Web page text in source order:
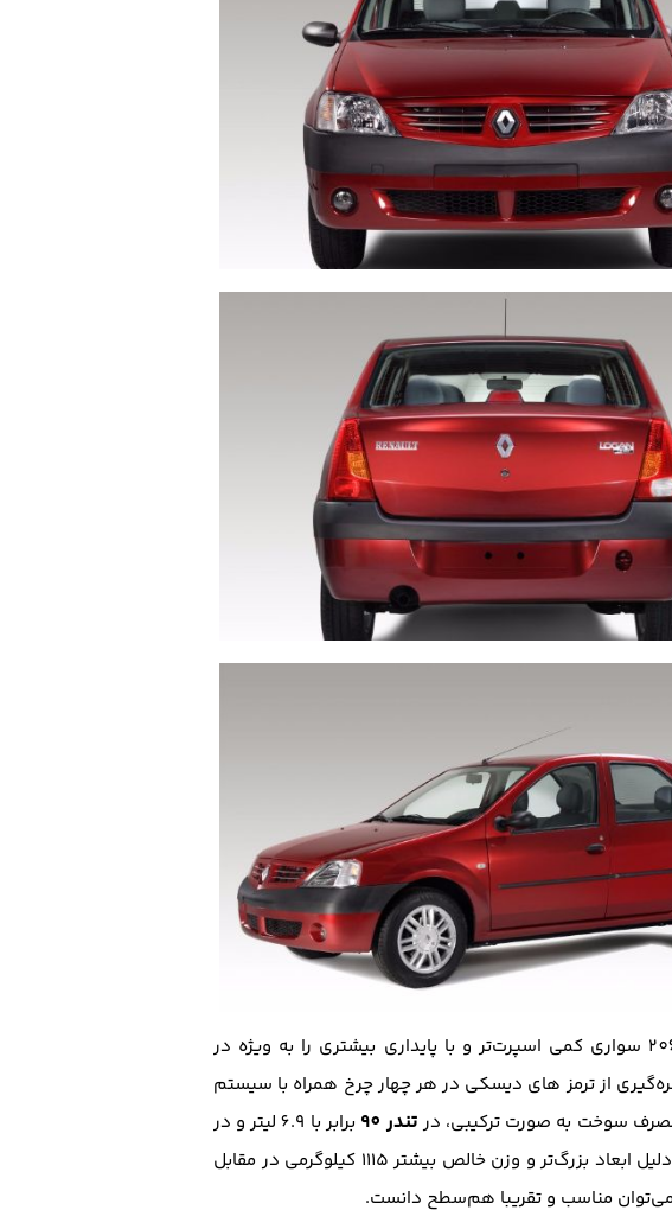
سواری تندر به علت ارتفاع بیشتر، نقطه ثقل بالاتر و نوع سیستم تعلیق، نرم‌تر بوده اما پژو 206 سواری کمی اسپرت‌تر و با پایداری بیشتری را به ویژه در
ارائه می‌کند. سیستم ترمز در هر دو خودرو مطلوب ارزیابی شده‌اند، پژو 206 با بهره‌گیری از ترمز های دیسکی در هر چهار چرخ همراه با سیستم
تندر 90 برابر با 6.9 لیتر و در
برابر با 6.61 لیتر در یک صد کیلومتر است که علت مصرف کمی بالاتر تندر به دلیل ابعاد بزرگ‌تر و وزن خالص بیشتر 1115 کیلوگرمی در مقابل
مناسب و تقریبا هم‌سطح دانست.